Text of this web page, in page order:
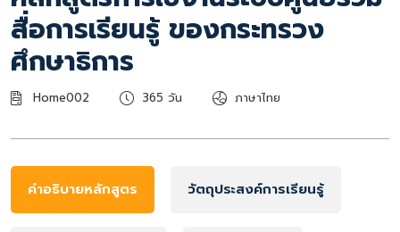
สื่อการเรียนรู้ ของกระทรวง
ศึกษาธิการ
Home002 365 วัน ภาษาไทย
คำอธิบายหลักสูตร วัตถุประสงค์การเรียนรู้